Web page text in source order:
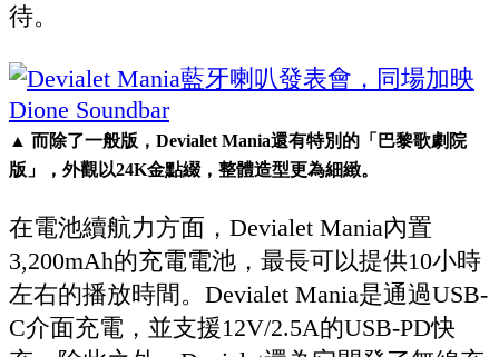
待。
▲ 而除了一般版，Devialet Mania還有特別的「巴黎歌劇院
版」，外觀以24K金點綴，整體造型更為細緻。
在電池續航力方面，Devialet Mania內置
3,200mAh的充電電池，最長可以提供10小時
左右的播放時間。Devialet Mania是通過USB-
C介面充電，並支援12V/2.5A的USB-PD快